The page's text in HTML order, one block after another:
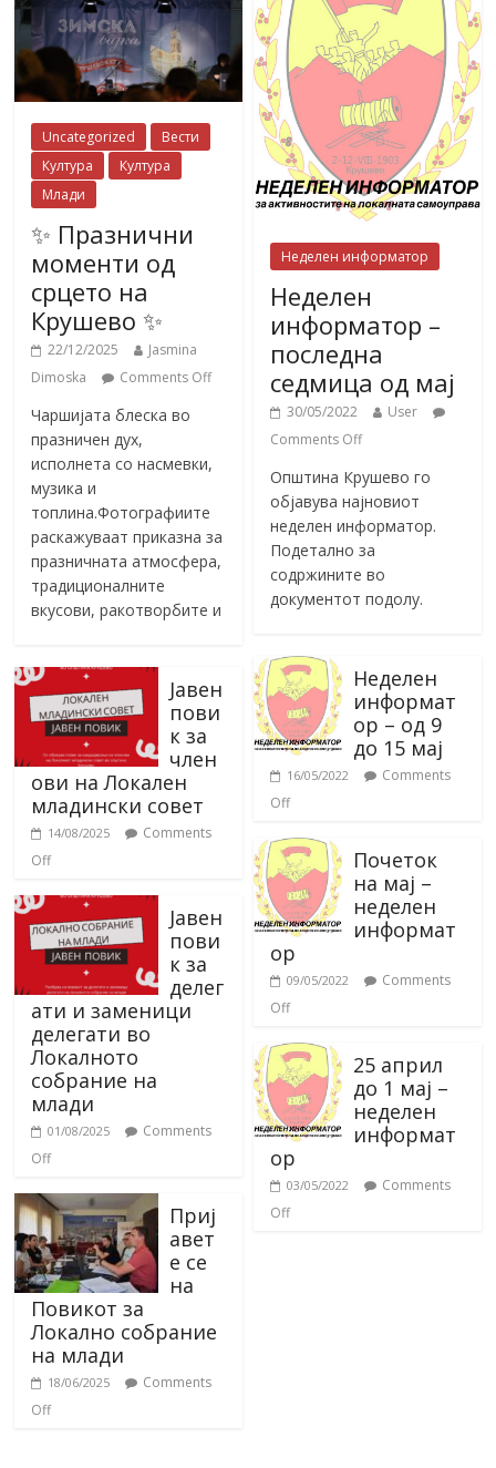
Uncategorized
Вести
Култура
Култура
Млади
✨ Празнични
моменти од
срцето на
Крушево ✨
22/12/2025
Jasmina
Dimoska
Comments Off
Чаршијата блеска во
празничен дух,
исполнета со насмевки,
музика и
топлина.Фотографиите
раскажуваат приказна за
празничната атмосфера,
традиционалните
вкусови, ракотворбите и
Јавен
пови
к за
член
ови на Локален
младински совет
14/08/2025
Comments
Off
Јавен
пови
к за
делег
ати и заменици
делегати во
Локалното
собрание на
млади
01/08/2025
Comments
Off
Приј
авет
е се
на
Повикот за
Локално собрание
на млади
18/06/2025
Comments
Off
Неделен информатор
Неделен
информатор –
последна
седмица од мај
30/05/2022
User
Comments Off
Општина Крушево го
објавува најновиот
неделен информатор.
Подетално за
содржините во
документот подолу.
Неделен
информат
ор – од 9
до 15 мај
16/05/2022
Comments
Off
Почеток
на мај –
неделен
информат
ор
09/05/2022
Comments
Off
25 април
до 1 мај –
неделен
информат
ор
03/05/2022
Comments
Off